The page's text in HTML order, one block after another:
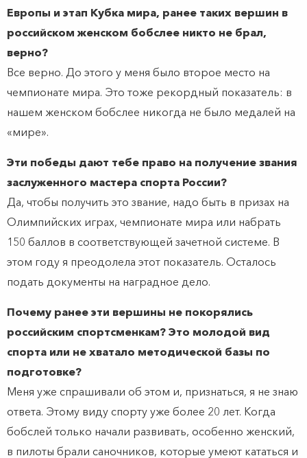
Европы и этап Кубка мира, ранее таких вершин в
российском женском бобслее никто не брал,
верно?
Все верно. До этого у меня было второе место на
чемпионате мира. Это тоже рекордный показатель: в
нашем женском бобслее никогда не было медалей на
«мире».
Эти победы дают тебе право на получение звания
заслуженного мастера спорта России?
Да, чтобы получить это звание, надо быть в призах на
Олимпийских играх, чемпионате мира или набрать
150 баллов в соответствующей зачетной системе. В
этом году я преодолела этот показатель. Осталось
подать документы на наградное дело.
Почему ранее эти вершины не покорялись
российским спортсменкам? Это молодой вид
спорта или не хватало методической базы по
подготовке?
Меня уже спрашивали об этом и, признаться, я не знаю
ответа. Этому виду спорту уже более 20 лет. Когда
бобслей только начали развивать, особенно женский,
в пилоты брали саночников, которые умеют кататься и